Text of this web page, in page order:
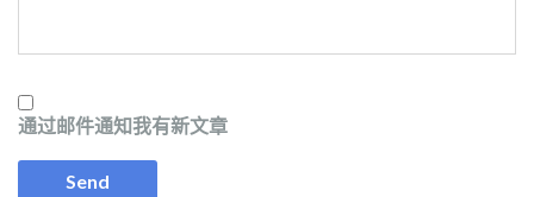
通过邮件通知我有新文章